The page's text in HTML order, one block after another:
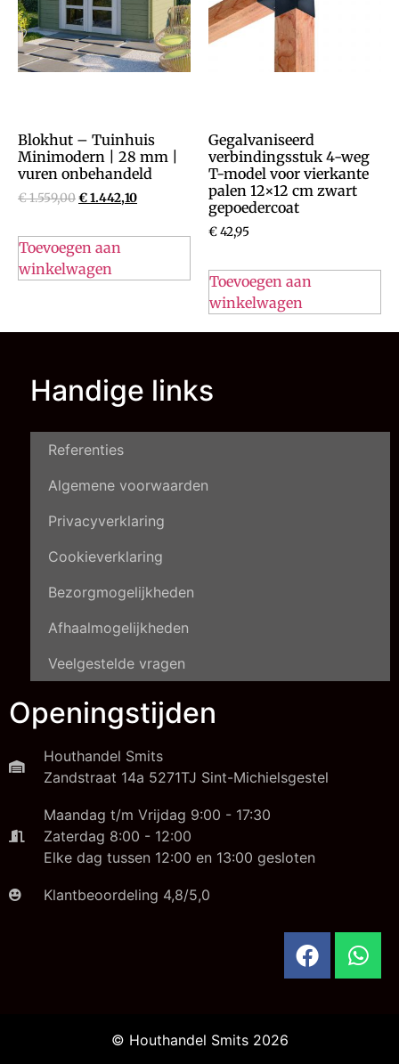
Blokhut – Tuinhuis
Minimodern | 28 mm |
vuren onbehandeld
€1.559,00€1.442,10
Toevoegen aan
winkelwagen
Gegalvaniseerd
verbindingsstuk 4-weg
T-model voor vierkante
palen 12×12 cm zwart
gepoedercoat
€42,95
Toevoegen aan
winkelwagen
Handige links
Referenties
Algemene voorwaarden
Privacyverklaring
Cookieverklaring
Bezorgmogelijkheden
Afhaalmogelijkheden
Veelgestelde vragen
Openingstijden
Houthandel Smits
Zandstraat 14a 5271TJ Sint-Michielsgestel
Maandag t/m Vrijdag 9:00 - 17:30
Zaterdag 8:00 - 12:00
Elke dag tussen 12:00 en 13:00 gesloten
Klantbeoordeling 4,8/5,0
© Houthandel Smits 2026